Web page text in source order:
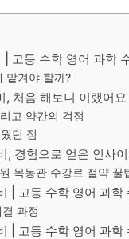
| 고등 수학 영어 과학
맡겨야 할까?
, 처음 해보니 이랬어요
고 약간의 걱정
던 점
, 경험으로 얻은 인사
목동관 수강료 절약 꿀
| 고등 수학 영어 과
과정
| 고등 수학 영어 과